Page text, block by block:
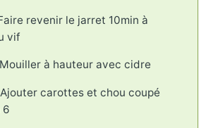
revenir le jarret 10min à
vif
à hauteur avec cidre
carottes et chou coupé
6